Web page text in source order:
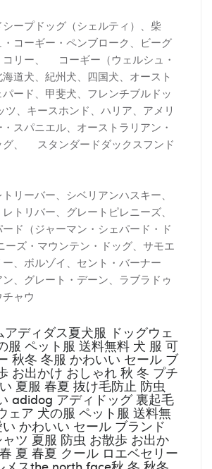
ープドッグ（シェルティ）、柴
コーギー・ペンブローク、ビーグ
コリー、 コーギー（ウェルシュ・
道犬、紀州犬、四国犬、オースト
ード、甲斐犬、フレンチブルドッ
、キースホンド、ハリア、アメリ
スパニエル、オーストラリアン・
グ、 スタンダードダックスフンド
リーバー、シベリアンハスキー、
トリバー、グレートピレニーズ、
ド（ジャーマン・シェパード・ド
ズ・マウンテン・ドッグ、サモエ
ー、ボルゾイ、セント・バーナー
ン、グレート・デーン、ラブラドゥ
ャウ
アディダス夏犬服 ドッグウェ
服 ペット服 送料無料 犬 服 可
秋冬 冬服 かわいい セール ブ
お出かけ おしゃれ 秋 冬 プチ
夏服 春夏 抜け毛防止 防虫
adidog アディドッグ 裏起毛
ェア 犬の服 ペット服 送料無
かわいい セール ブランド
ツ 夏服 防虫 お散歩 お出か
夏 春夏 クール ロエベセリー